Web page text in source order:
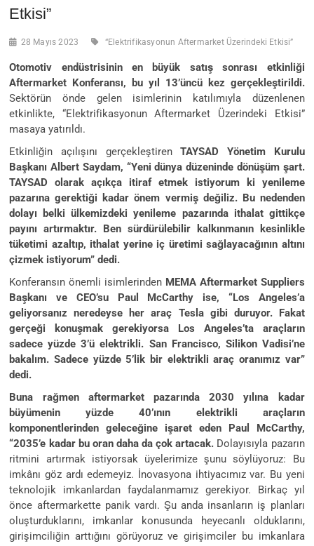
Etkisi”
28 Mayıs 2023 “Elektrifikasyonun Aftermarket Üzerindeki Etkisi”
Otomotiv endüstrisinin en büyük satış sonrası etkinliği
Aftermarket Konferansı, bu yıl 13’üncü kez gerçekleştirildi.
Sektörün önde gelen isimlerinin katılımıyla düzenlenen
etkinlikte, “Elektrifikasyonun Aftermarket Üzerindeki Etkisi”
masaya yatırıldı.
Etkinliğin açılışını gerçekleştirenTAYSAD Yönetim Kurulu
Başkanı Albert Saydam, “Yeni dünya düzeninde dönüşüm şart.
TAYSAD olarak açıkça itiraf etmek istiyorum ki yenileme
pazarına gerektiği kadar önem vermiş değiliz. Bu nedenden
dolayı belki ülkemizdeki yenileme pazarında ithalat gittikçe
payını artırmaktır. Ben sürdürülebilir kalkınmanın kesinlikle
tüketimi azaltıp, ithalat yerine iç üretimi sağlayacağının altını
çizmek istiyorum” dedi.
Konferansın önemli isimlerinden MEMA Aftermarket Suppliers
Başkanı ve CEO’su Paul McCarthy ise, “Los Angeles’a
geliyorsanız neredeyse her araç Tesla gibi duruyor. Fakat
gerçeği konuşmak gerekiyorsa Los Angeles’ta araçların
sadece yüzde 3’ü elektrikli. San Francisco, Silikon Vadisi’ne
bakalım. Sadece yüzde 5’lik bir elektrikli araç oranımız var”
dedi.
Buna rağmen aftermarket pazarında 2030 yılına kadar
büyümenin yüzde 40’ının elektrikli araçların
komponentlerinden geleceğine işaret eden Paul McCarthy,
“2035’e kadar bu oran daha da çok artacak. Dolayısıyla pazarın
ritmini artırmak istiyorsak üyelerimize şunu söylüyoruz: Bu
imkânı göz ardı edemeyiz. İnovasyona ihtiyacımız var. Bu yeni
teknolojik imkanlardan faydalanmamız gerekiyor. Birkaç yıl
önce aftermarkette panik vardı. Şu anda insanların iş planları
oluşturduklarını, imkanlar konusunda heyecanlı olduklarını,
girişimciliğin arttığını görüyoruz ve girişimciler bu imkanlara